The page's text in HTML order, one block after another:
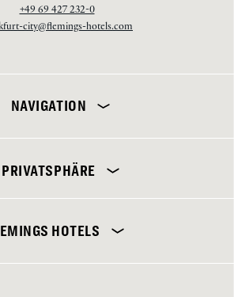
+49 69 427 232-0
city@flemings-hotels.com
NAVIGATION
PRIVATSPHÄRE
HOTELS